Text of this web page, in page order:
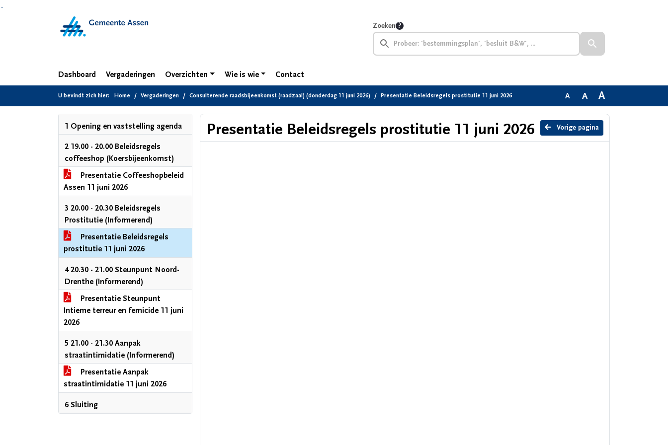
Zoeken
Dashboard Vergaderingen Overzichten Wie is wie Contact
U bevindt zich hier: Home Vergaderingen Consulterende raadsbijeenkomst (raadzaal) (donderdag 11 juni 2026) Presentatie Beleidsregels prostitutie 11 juni 2026 A A A
1 Opening en vaststelling agenda
2 19.00 - 20.00 Beleidsregels
coffeeshop (Koersbijeenkomst)
Presentatie Coffeeshopbeleid
Assen 11 juni 2026
3 20.00 - 20.30 Beleidsregels
Prostitutie (Informerend)
Presentatie Beleidsregels
prostitutie 11 juni 2026
4 20.30 - 21.00 Steunpunt Noord-
Drenthe (Informerend)
Presentatie Steunpunt
Intieme terreur en femicide 11 juni
2026
5 21.00 - 21.30 Aanpak
straatintimidatie (Informerend)
Presentatie Aanpak
straatintimidatie 11 juni 2026
6 Sluiting
Vorige pagina
Presentatie Beleidsregels prostitutie 11 juni 2026